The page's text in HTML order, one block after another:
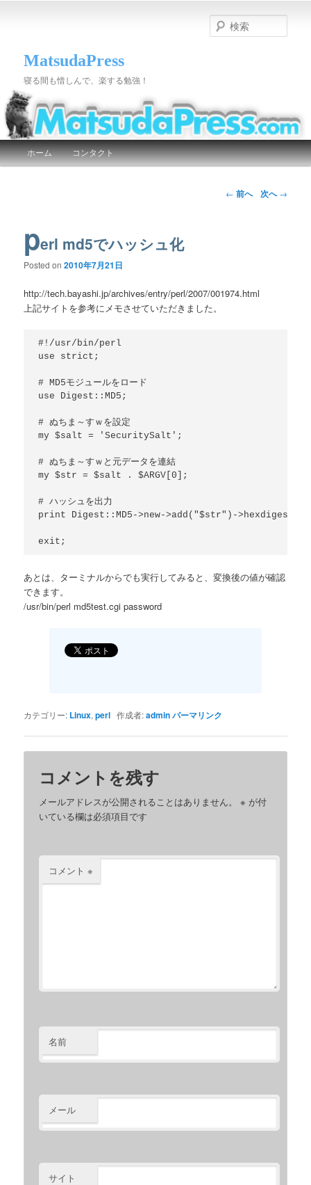
MatsudaPress
寝る間も惜しんで、楽する勉強！
索
メインメニュー
メインコンテンツへ移動
サブコンテンツへ移動
ホーム コンタクト
← 前へ 次へ→
perl md5でハッシュ化
Posted on2010年7月21日
http://tech.bayashi.jp/archives/entry/perl/2007/001974.html
上記サイトを参考にメモさせていただきました。
#!/usr/bin/perl
use strict;
# MD5モジュールをロード
use Digest::MD5;
# ぬちま～すｗを設定
my $salt = 'SecuritySalt';
# ぬちま～すｗと元データを連結
my $str = $salt . $ARGV[0];
# ハッシュを出力
print Digest::MD5->new->add("$str")->hexdigest
あとは、ターミナルからでも実行してみると、変換後の値が確認
できます。
/usr/bin/perl md5test.cgi password
カテゴリー: Linux,perl 作成者:adminパーマリンク
コメントを残す
メールアドレスが公開されることはありません。 ※ が付
いている欄は必須項目です
コメント※
名前
メール
サイト